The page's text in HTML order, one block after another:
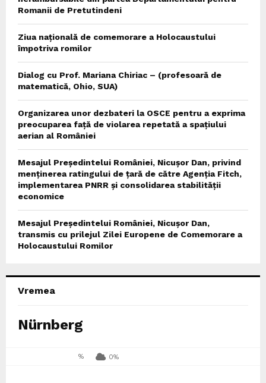
Romanii de Pretutindeni
Ziua națională de comemorare a Holocaustului
împotriva romilor
Dialog cu Prof. Mariana Chiriac – (profesoară de
matematică, Ohio, SUA)
Organizarea unor dezbateri la OSCE pentru a exprima
preocuparea față de violarea repetată a spațiului
aerian al României
Mesajul Președintelui României, Nicușor Dan, privind
menținerea ratingului de țară de către Agenția Fitch,
implementarea PNRR și consolidarea stabilității
economice
Mesajul Președintelui României, Nicușor Dan,
transmis cu prilejul Zilei Europene de Comemorare a
Holocaustului Romilor
Vremea
Nürnberg
% 0%